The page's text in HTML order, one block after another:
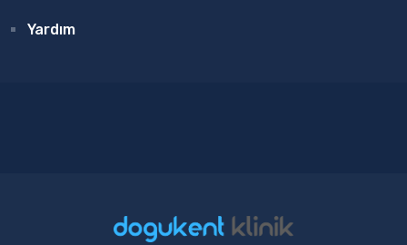
Yardım